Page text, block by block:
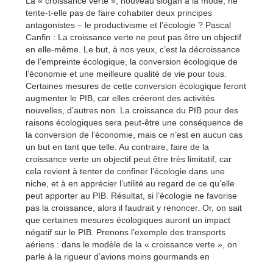
tente-t-elle pas de faire cohabiter deux principes
antagonistes – le productivisme et l’écologie ? Pascal
Canfin : La croissance verte ne peut pas être un objectif
en elle-même. Le but, à nos yeux, c’est la décroissance
de l’empreinte écologique, la conversion écologique de
l’économie et une meilleure qualité de vie pour tous.
Certaines mesures de cette conversion écologique feront
augmenter le PIB, car elles créeront des activités
nouvelles, d’autres non. La croissance du PIB pour des
raisons écologiques sera peut-être une conséquence de
la conversion de l’économie, mais ce n’est en aucun cas
un but en tant que telle. Au contraire, faire de la
croissance verte un objectif peut être très limitatif, car
cela revient à tenter de confiner l’écologie dans une
niche, et à en apprécier l’utilité au regard de ce qu’elle
peut apporter au PIB. Résultat, si l’écologie ne favorise
pas la croissance, alors il faudrait y renoncer. Or, on sait
que certaines mesures écologiques auront un impact
négatif sur le PIB. Prenons l’exemple des transports
aériens : dans le modèle de la « croissance verte », on
parle à la rigueur d’avions moins gourmands en